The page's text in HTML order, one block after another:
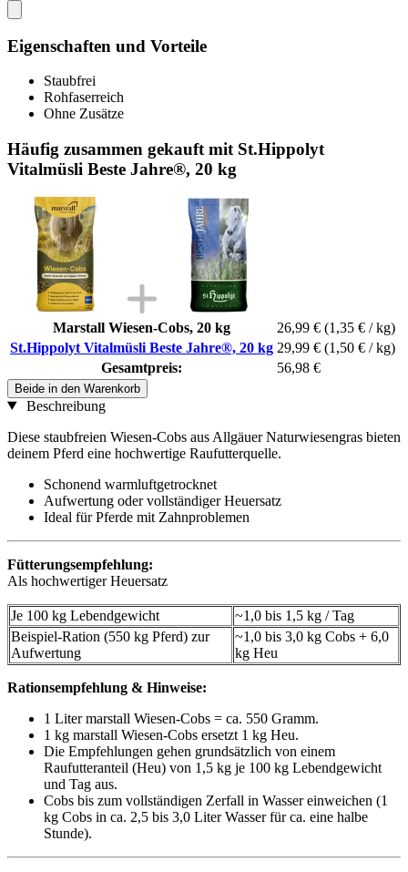
Eigenschaften und Vorteile
Staubfrei
Rohfaserreich
Ohne Zusätze
Häufig zusammen gekauft mit St.Hippolyt
Vitalmüsli Beste Jahre®, 20 kg
Marstall Wiesen-Cobs, 20 kg 26,99 € (1,35 € / kg)
St.Hippolyt Vitalmüsli Beste Jahre®, 20 kg 29,99 € (1,50 € / kg)
Gesamtpreis:
56,98 €
Beide in den Warenkorb
Beschreibung
Diese staubfreien Wiesen-Cobs aus Allgäuer Naturwiesengras bieten
deinem Pferd eine hochwertige Raufutterquelle.
Schonend warmluftgetrocknet
Aufwertung oder vollständiger Heuersatz
Ideal für Pferde mit Zahnproblemen
Fütterungsempfehlung:
Als hochwertiger Heuersatz
Je 100 kg Lebendgewicht
~1,0 bis 1,5 kg / Tag
Beispiel-Ration (550 kg Pferd) zur
Aufwertung
~1,0 bis 3,0 kg Cobs + 6,0
kg Heu
Rationsempfehlung & Hinweise:
1 Liter marstall Wiesen-Cobs = ca. 550 Gramm.
1 kg marstall Wiesen-Cobs ersetzt 1 kg Heu.
Die Empfehlungen gehen grundsätzlich von einem
Raufutteranteil (Heu) von 1,5 kg je 100 kg Lebendgewicht
und Tag aus.
Cobs bis zum vollständigen Zerfall in Wasser einweichen (1
kg Cobs in ca. 2,5 bis 3,0 Liter Wasser für ca. eine halbe
Stunde).